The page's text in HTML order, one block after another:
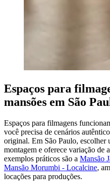
Espaços para
mansões em São
Espaços para filmagens
você precisa de cenários
original. Em São Paulo, escolher
montagem e oferece variação de
exemplos práticos são a Mansão
Mansão Morumbi - Localcine,
locações para produções.